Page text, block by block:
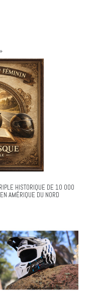
HISTORIQUE DE 10 000
AMÉRIQUE DU NORD